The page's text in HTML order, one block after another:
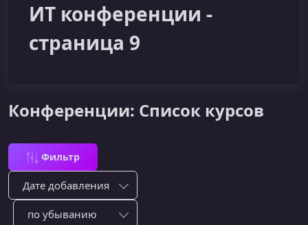
ИТ конференции -
страница 9
Конференции: Список курсов
Фильтр
Сортировка по:
Сотировать по: